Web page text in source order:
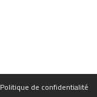
Politique de confidentialité